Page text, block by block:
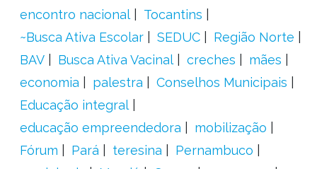
encontro nacional
Tocantins
~Busca Ativa Escolar
SEDUC
Região Norte
BAV
Busca Ativa Vacinal creches
mães
economia
palestra
Conselhos Municipais
Educação integral
educação empreendedora
mobilização
Fórum
Pará teresina
Pernambuco